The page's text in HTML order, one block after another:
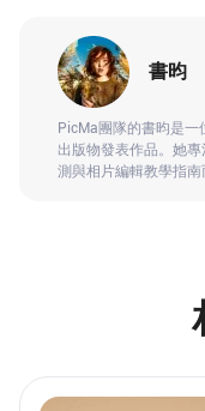
書昀
PicMa團隊的書昀是
出版物發表作品。她
測與相片編輯教學指南